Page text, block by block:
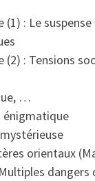
(1) : Le
(2) : Tensions
…
énigmatique
orientaux
dangers